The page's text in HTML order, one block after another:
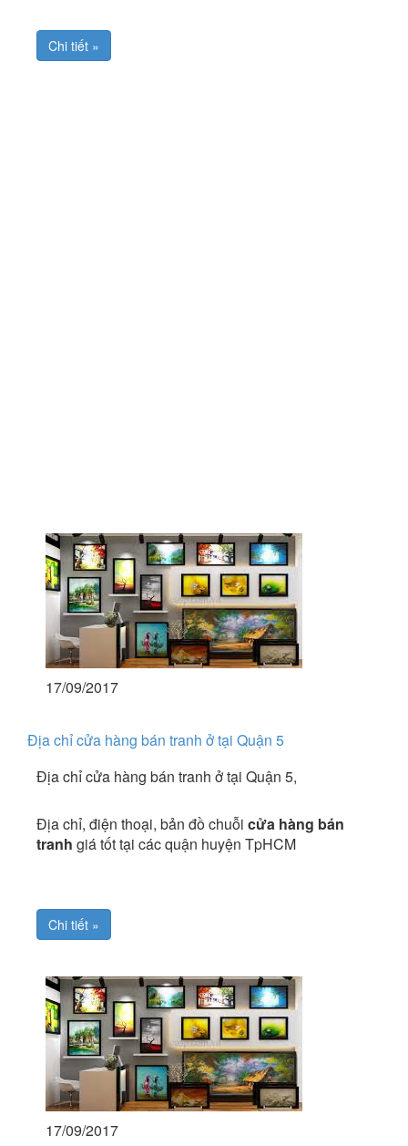
Chi tiết »
17/09/2017
Địa chỉ cửa hàng bán tranh ở tại Quận 5
Địa chỉ cửa hàng bán tranh ở tại Quận 5,
Địa chỉ, điện thoại, bản đồ chuỗi cửa hàng bán
tranh giá tốt tại các quận huyện TpHCM
Chi tiết »
17/09/2017